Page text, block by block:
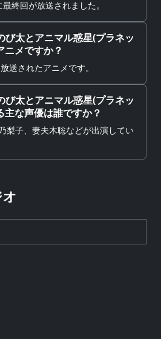
終回が放送されました。
び太とアニマル惑星(プラネッ
ニメですか？
送されたアニメです。
び太とアニマル惑星(プラネッ
主な声優は誰ですか？
梨子、妻夫木聡などが出演してい